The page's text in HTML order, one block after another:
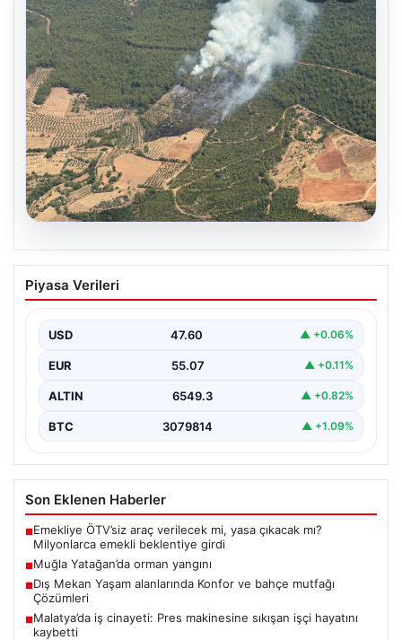
Muğla Yatağan’da orman yangını
Piyasa Verileri
USD 47.60 ▲ +0.06%
EUR 55.07 ▲ +0.11%
ALTIN 6549.3 ▲ +0.82%
BTC 3079814 ▲ +1.09%
Son Eklenen Haberler
■Emekliye ÖTV’siz araç verilecek mi, yasa çıkacak mı?
Milyonlarca emekli beklentiye girdi
■Muğla Yatağan’da orman yangını
■Dış Mekan Yaşam alanlarında Konfor ve bahçe mutfağı
Çözümleri
■Malatya’da iş cinayeti: Pres makinesine sıkışan işçi hayatını
kaybetti